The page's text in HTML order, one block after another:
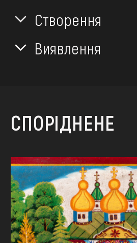
Створення
Виявлення
СПОРІДНЕНЕ